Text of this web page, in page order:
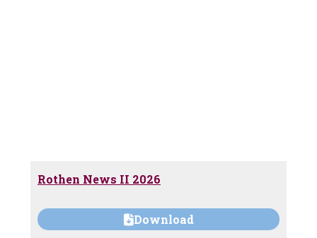
Rothen News II 2026
Download